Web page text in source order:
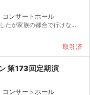
ンサートホール
[詳細] 席 列目 番〜 番 楽しみにしていましたが家族の都合で行けなくなりました。 チケッ...
取引済
第173回定期演
ンサートホール